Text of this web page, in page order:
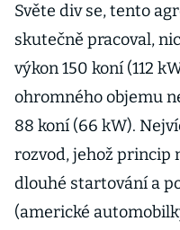
Světe div se, tento
skutečně pracoval,
výkon 150 koní (112
ohromného objemu
88 koní (66 kW).
rozvod, jehož princip
dlouhé startování a
(americké